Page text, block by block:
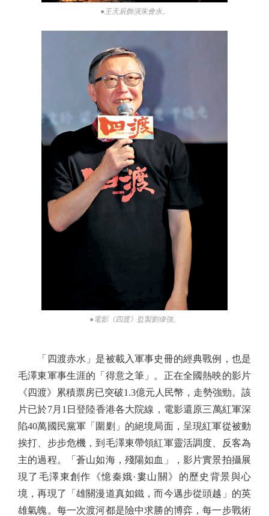
●王天辰飾演朱會永。
●電影《四渡》監製劉偉強。
「四渡赤水」是被載入軍事史冊的經典戰例，也是
毛澤東軍事生涯的「得意之筆」。正在全國熱映的影片
《四渡》累積票房已突破1.3億元人民幣，走勢強勁。該
片已於7月1日登陸香港各大院線，電影還原三萬紅軍深
陷40萬國民黨軍「圍剿」的絕境局面，呈現紅軍從被動
挨打、步步危機，到毛澤東帶領紅軍靈活調度、反客為
主的過程。「蒼山如海，殘陽如血」，影片實景拍攝展
現了毛澤東創作《憶秦娥·婁山關》的歷史背景與心
境，再現了「雄關漫道真如鐵，而今邁步從頭越」的英
雄氣魄。每一次渡河都是險中求勝的博弈，每一步戰術